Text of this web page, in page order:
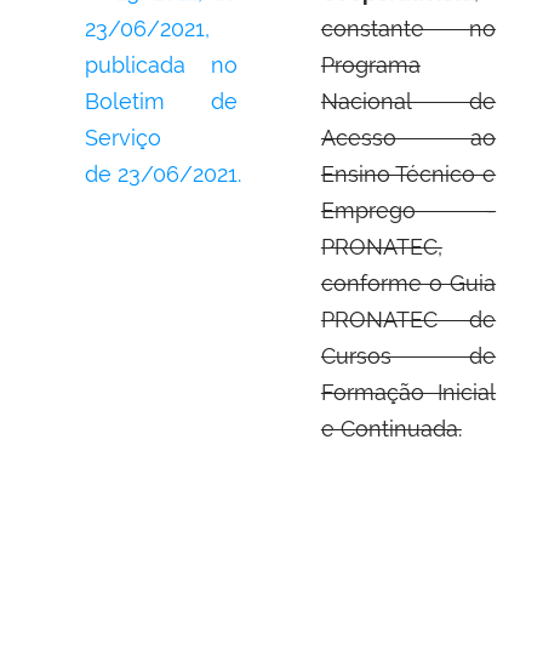
23/06/2021,
publicada no
Boletim de
Serviço
de 23/06/2021.
constante no
Programa
Nacional de
Acesso ao
Ensino Técnico e
Emprego -
PRONATEC,
conforme o Guia
PRONATEC de
Cursos de
Formação Inicial
e Continuada.